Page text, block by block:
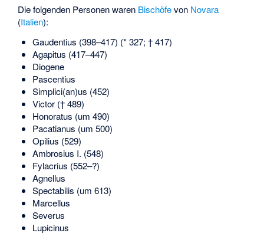
Die folgenden Personen waren Bischöfevon Novara
(Italien):
Gaudentius (398–417) (* 327; † 417)
Agapitus (417–447)
Diogene
Pascentius
Simplici(an)us (452)
Victor († 489)
Honoratus (um 490)
Pacatianus (um 500)
Opilius (529)
Ambrosius I. (548)
Fylacrius (552–?)
Agnellus
Spectabilis (um 613)
Marcellus
Severus
Lupicinus